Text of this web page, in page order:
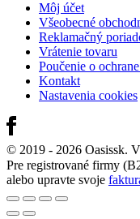
Môj účet
Všeobecné
Reklamačný
Vrátenie tovaru
Poučenie o
Kontakt
Nastavenia cookies
© 2019 - 2026 Oasissk.
Pre registrované firmy
alebo upravte svoje